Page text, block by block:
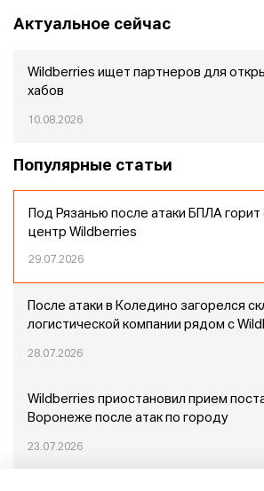
Актуальное сейчас
Wildberries ищет партнеров для
хабов
10.08.2026
Популярные статьи
Под Рязанью после атаки БПЛА
центр Wildberries
29.07.2026
После атаки в Коледино загорелся
логистической компании рядом с
28.07.2026
Wildberries приостановил прием
Воронеже после атак по городу
23.07.2026